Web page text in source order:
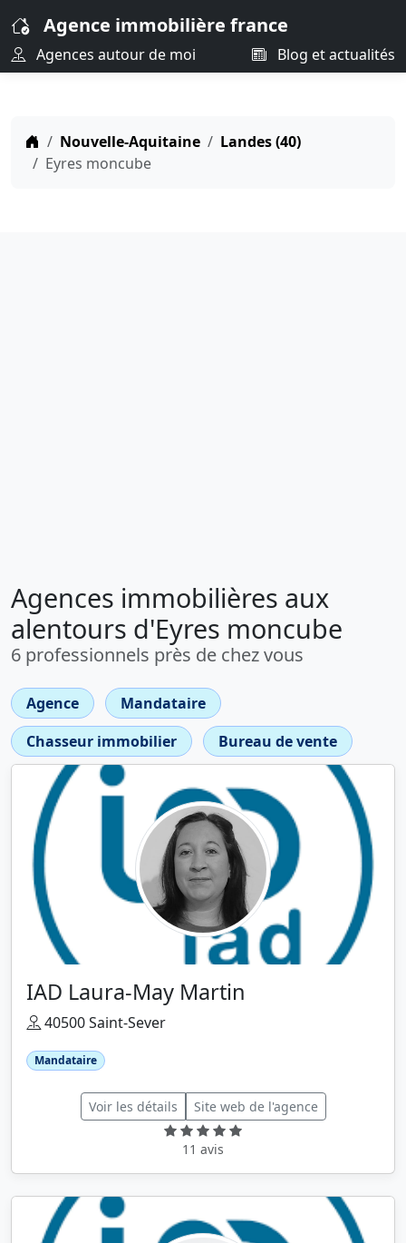
Agence immobilière france
Agences autour de moi Blog et actualités
Nouvelle-Aquitaine
Landes (40)
Eyres moncube
Agences immobilières aux
alentours d'Eyres moncube
6 professionnels près de chez vous
Agence
Mandataire
Chasseur immobilier
Bureau de vente
IAD Laura-May Martin
40500 Saint-Sever
Mandataire
Voir les détails Site web de l'agence
11 avis